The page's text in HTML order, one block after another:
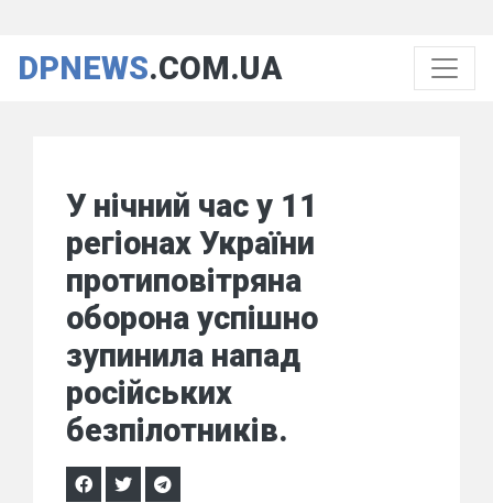
DPNEWS.COM.UA
У нічний час у 11
регіонах України
протиповітряна
оборона успішно
зупинила напад
російських
безпілотників.